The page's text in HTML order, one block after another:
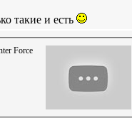
такие и есть
Force